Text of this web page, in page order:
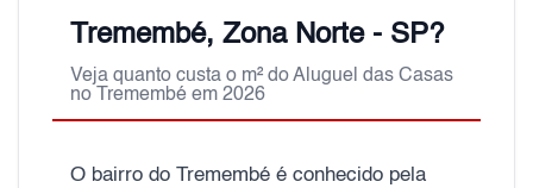
Tremembé, Zona Norte - SP?
Veja quanto custa o m² do Aluguel das Casas
no Tremembé em 2026
O bairro do Tremembé é conhecido pela